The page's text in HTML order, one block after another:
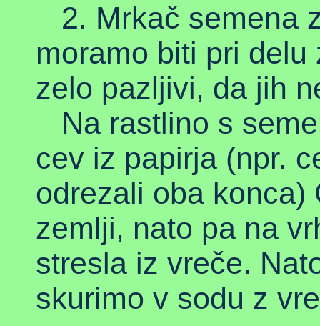
2. Mrkač semena
moramo biti pri
zelo pazljivi, da jih
Na rastlino s
cev iz papirja (npr.
odrezali oba konca)
zemlji, nato pa na
stresla iz vreče.
skurimo v sodu z